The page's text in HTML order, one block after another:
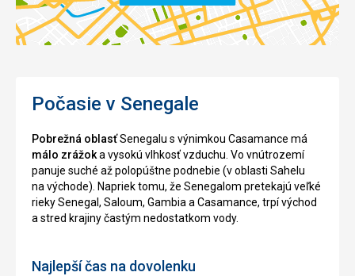
Počasie v Senegale
Pobrežná oblasťSenegalu s výnimkou Casamance má
málo zrážoka vysokú vlhkosť vzduchu. Vo vnútrozemí
panuje suché až polopúštne podnebie (v oblasti Sahelu
na východe). Napriek tomu, že Senegalom pretekajú veľké
rieky Senegal, Saloum, Gambia a Casamance, trpí východ
a stred krajiny častým nedostatkom vody.
Najlepší čas na dovolenku